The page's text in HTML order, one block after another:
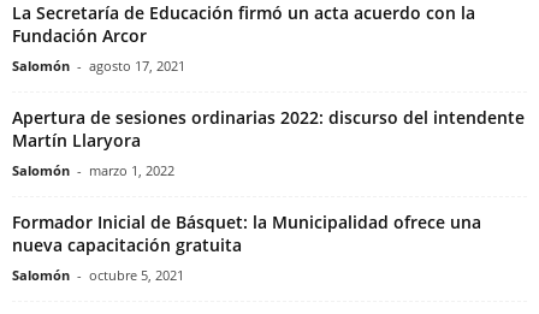
La Secretaría de Educación firmó un acta acuerdo con la
Fundación Arcor
Salomón - agosto 17, 2021
Apertura de sesiones ordinarias 2022: discurso del intendente
Martín Llaryora
Salomón - marzo 1, 2022
Formador Inicial de Básquet: la Municipalidad ofrece una
nueva capacitación gratuita
Salomón - octubre 5, 2021